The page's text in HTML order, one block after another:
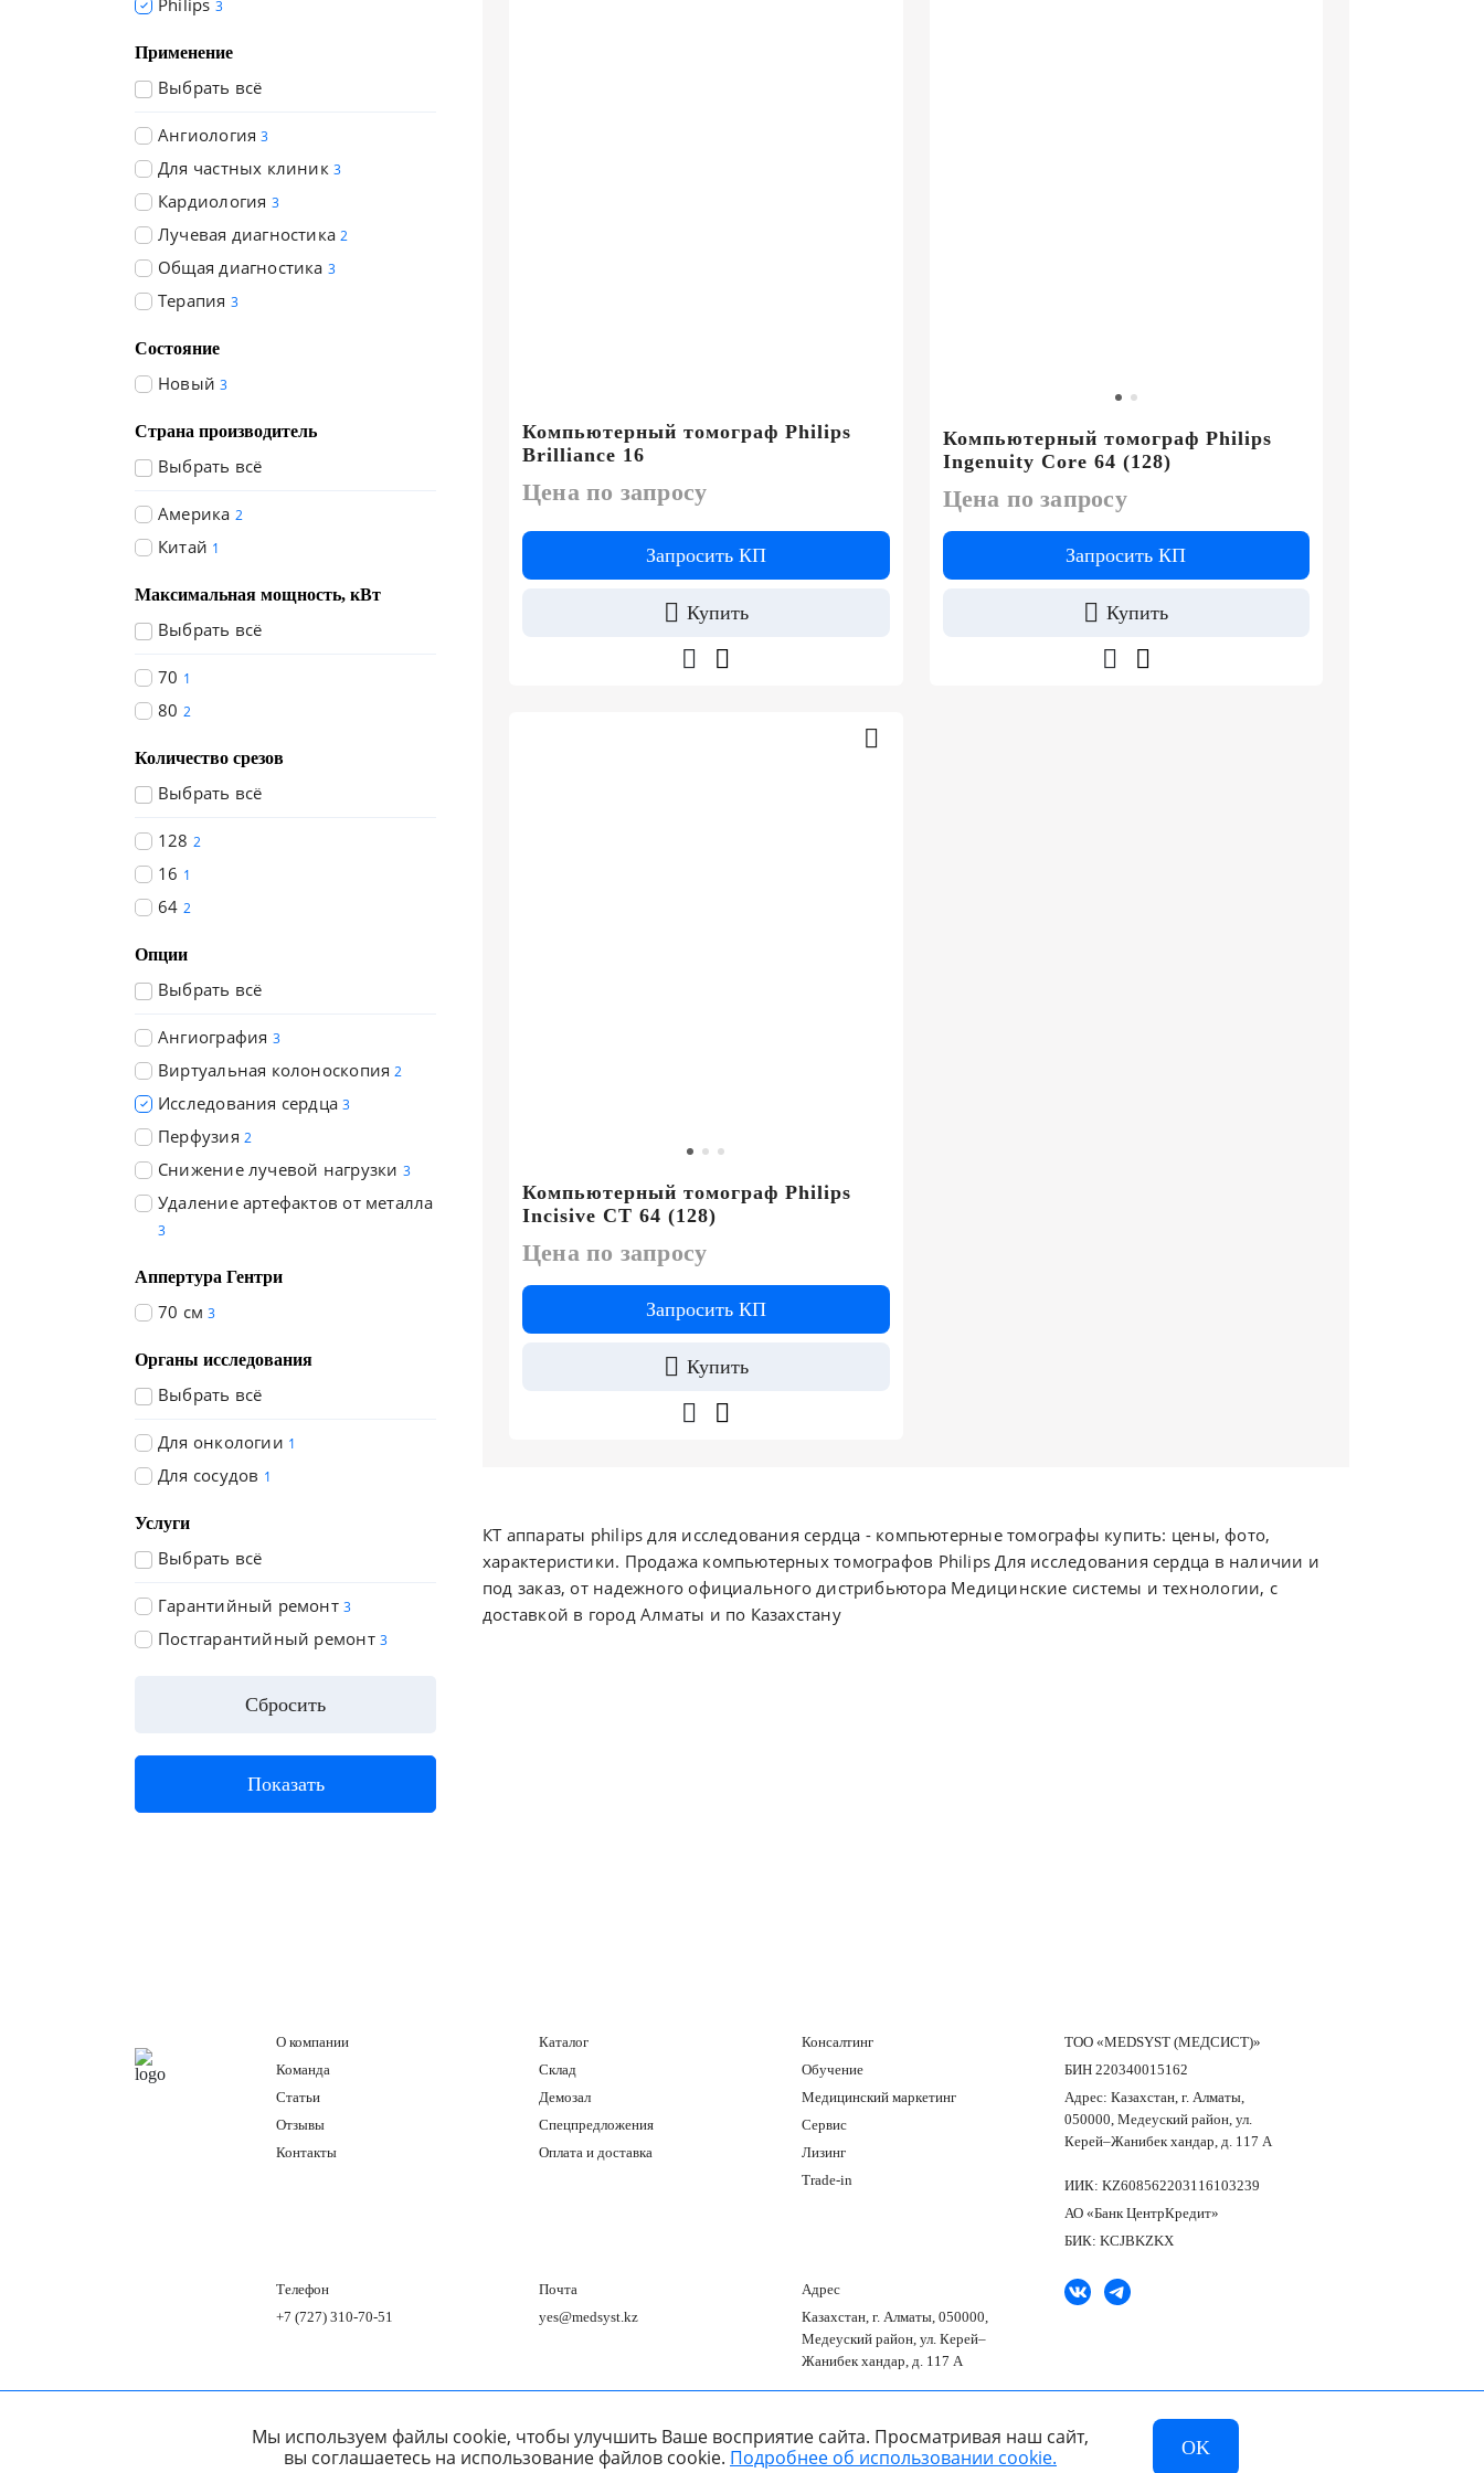
+7 (727) 310-70-51
CN UZ
Philips 3
Применение
Выбрать всё
Ангиология 3
Для частных клиник 3
Кардиология 3
Лучевая диагностика 2
Общая диагностика 3
Терапия 3
Состояние
Новый 3
Страна производитель
Выбрать всё
Америка 2
Китай 1
Максимальная мощность, кВт
Выбрать всё
70 1
80 2
Количество срезов
Выбрать всё
128 2
16 1
64 2
Опции
Выбрать всё
Ангиография 3
Виртуальная колоноскопия 2
Исследования сердца 3
Перфузия 2
Снижение лучевой нагрузки 3
Удаление артефактов от металла
3
Аппертура Гентри
70 см 3
Органы исследования
Выбрать всё
Для онкологии 1
Для сосудов 1
Услуги
Выбрать всё
Гарантийный ремонт 3
Постгарантийный ремонт 3
Компьютерный томограф Philips
Brilliance 16
Цена по запросу
Запросить КП
Купить
Компьютерный томограф Philips
Ingenuity Core 64 (128)
Цена по запросу
Запросить КП
Купить
Компьютерный томограф Philips
Incisive CT 64 (128)
Цена по запросу
Запросить КП
Купить
КТ аппараты philips для исследования сердца - компьютерные томографы купить: цены, фото,
характеристики. Продажа компьютерных томографов Philips Для исследования сердца в наличии и
под заказ, от надежного официального дистрибьютора Медицинские системы и технологии, с
доставкой в город Алматы и по Казахстану
О компании
Команда
Статьи
Отзывы
Контакты
Каталог
Склад
Демозал
Спецпредложения
Оплата и доставка
Консалтинг
Обучение
Медицинский маркетинг
Сервис
Лизинг
Trade-in
ТОО «MEDSYST (МЕДСИСТ)»
БИН 220340015162
Адрес: Казахстан, г. Алматы,
050000, Медеуский район, ул.
Керей–Жанибек хандар, д. 117 А
ИИК: KZ608562203116103239
АО «Банк ЦентрКредит»
БИК: KCJBKZKX
Телефон
+7 (727) 310-70-51
Почта
yes@medsyst.kz
Адрес
Казахстан, г. Алматы, 050000,
Медеуский район, ул. Керей–
Жанибек хандар, д. 117 А
Политика конфиденциальности Карта подборок
ООО «Медицинские Системы и Технологии» © 2007 - 2026.
Разработано в компании —
Мы используем файлы cookie, чтобы улучшить Ваше восприятие сайта. Просматривая наш сайт,
вы соглашаетесь на использование файлов cookie. Подробнее об использовании cookie. OK